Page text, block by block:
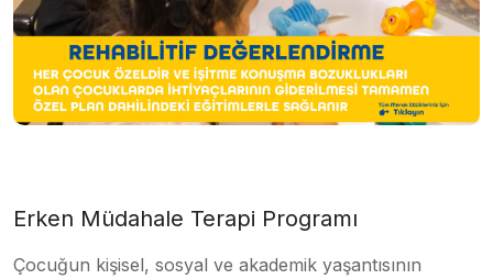
Erken Müdahale Terapi Programı
Çocuğun kişisel, sosyal ve akademik yaşantısının